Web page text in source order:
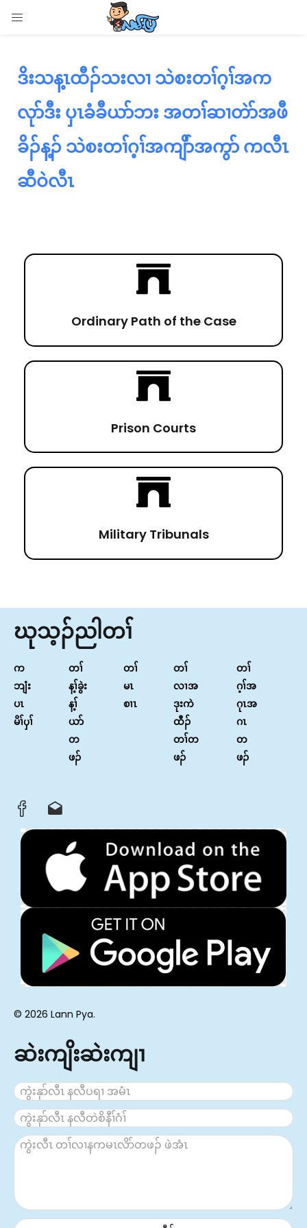
ဒိးသန့ၤထီၣ်သးလၢ သဲစးတၢ်ဂ့ၢ်အက
လုာ်ဒီး ပှၤခံခီယာ်ဘး အတၢ်ဆၢတဲာ်အဖီ
ခိၣ်န့ၣ် သဲစးတၢ်ဂ့ၢ်အကျိာ်အကွာ် ကလီၤ
ဆီဝဲလီၤ
Ordinary Path of the Case
Prison Courts
Military Tribunals
ဃုသ့ၣ်ညါတၢ်
က
ဘျံး
ပၤ
မိၢ်ၦၢ်
တၢ်
န့ၢ်ခွဲး
န့ၢ်
ယာ်
တ
ဖၣ်
တၢ်
မၤ
စၢၤ
တၢ်
လၢအ
ဒုးကဲ
ထီၣ်
တၢ်တ
ဖၣ်
တၢ်
ဂ့ၢ်အ
ဂုၤအ
ဂၤ
တ
ဖၣ်
© 2026 Lann Pya.
ဆဲးကျိးဆဲးကျၢ
Enter your username and password to login.
Remember me